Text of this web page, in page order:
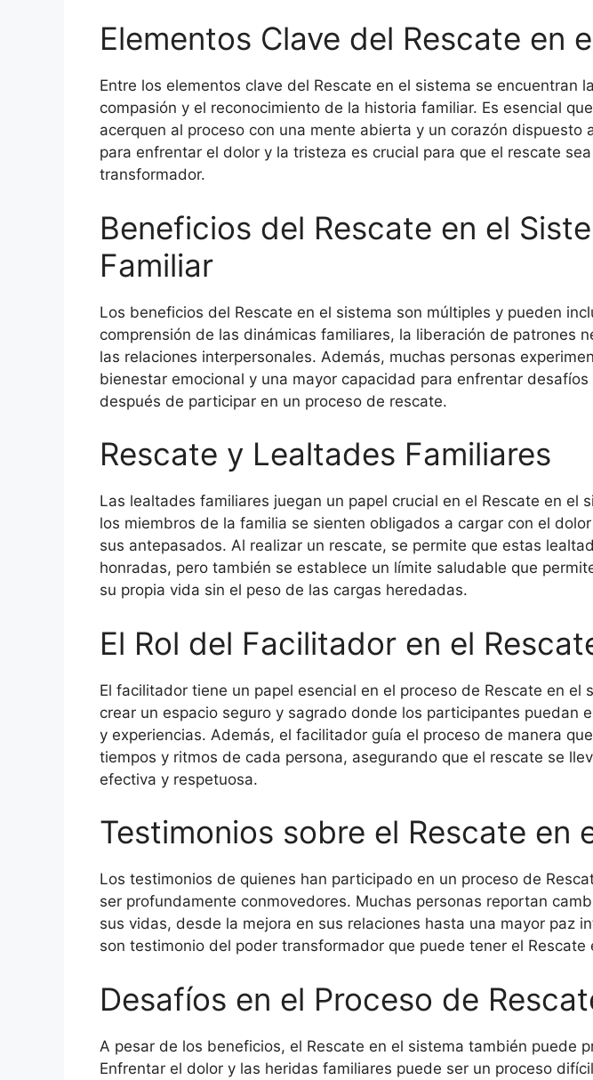
Elementos Clave del Rescate en
Entre los elementos clave del Rescate en el sistema se encuentran
compasión y el reconocimiento de la historia familiar. Es esencial
acerquen al proceso con una mente abierta y un corazón dispuesto
para enfrentar el dolor y la tristeza es crucial para que el rescate
transformador.
Beneficios del Rescate en el
Familiar
Los beneficios del Rescate en el sistema son múltiples y pueden
comprensión de las dinámicas familiares, la liberación de patrones
las relaciones interpersonales. Además, muchas personas
bienestar emocional y una mayor capacidad para enfrentar
después de participar en un proceso de rescate.
Rescate y Lealtades Familiares
Las lealtades familiares juegan un papel crucial en el Rescate en el
los miembros de la familia se sienten obligados a cargar con el
sus antepasados. Al realizar un rescate, se permite que estas
honradas, pero también se establece un límite saludable que
su propia vida sin el peso de las cargas heredadas.
El Rol del Facilitador en el
El facilitador tiene un papel esencial en el proceso de Rescate en el
crear un espacio seguro y sagrado donde los participantes puedan
y experiencias. Además, el facilitador guía el proceso de manera
tiempos y ritmos de cada persona, asegurando que el rescate se
efectiva y respetuosa.
Testimonios sobre el Rescate en
Los testimonios de quienes han participado en un proceso de
ser profundamente conmovedores. Muchas personas reportan
sus vidas, desde la mejora en sus relaciones hasta una mayor paz
son testimonio del poder transformador que puede tener el Rescate
Desafíos en el Proceso de
A pesar de los beneficios, el Rescate en el sistema también puede
Enfrentar el dolor y las heridas familiares puede ser un proceso